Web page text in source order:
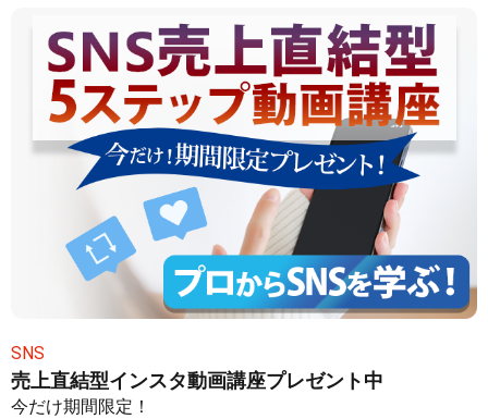
SNS
売上直結型インスタ動画講座プレゼント中
今だけ期間限定！